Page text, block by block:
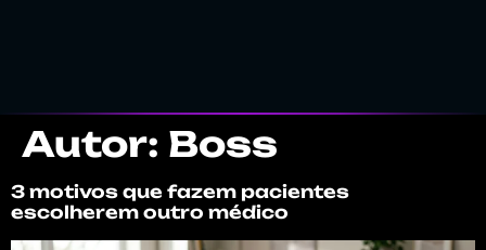
Autor: Boss
3 motivos que fazem pacientes
escolherem outro médico